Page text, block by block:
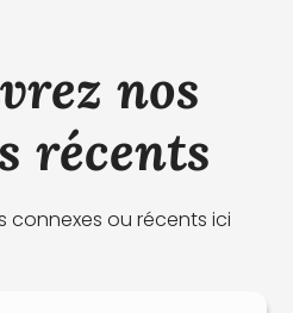
nos
récents
connexes ou récents ici